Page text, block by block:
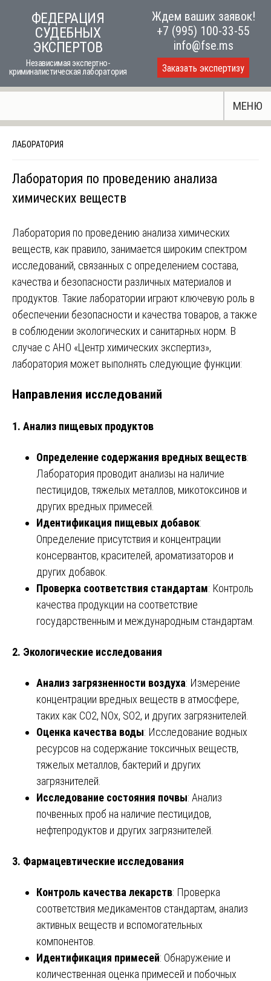
ФЕДЕРАЦИЯ
СУДЕБНЫХ
ЭКСПЕРТОВ
Независимая экспертно-
криминалистическая лаборатория
Ждем ваших заявок!
+7 (995) 100-33-55
info@fse.ms
Заказать экспертизу
МЕНЮ
ЛАБОРАТОРИЯ
Лаборатория по проведению анализа
химических веществ
Лаборатория по проведению анализа химических
веществ, как правило, занимается широким спектром
исследований, связанных с определением состава,
качества и безопасности различных материалов и
продуктов. Такие лаборатории играют ключевую роль в
обеспечении безопасности и качества товаров, а также
в соблюдении экологических и санитарных норм. В
случае с АНО «Центр химических экспертиз»,
лаборатория может выполнять следующие функции:
Направления исследований
1. Анализ пищевых продуктов
Определение содержания вредных веществ:
Лаборатория проводит анализы на наличие
пестицидов, тяжелых металлов, микотоксинов и
других вредных примесей.
Идентификация пищевых добавок:
Определение присутствия и концентрации
консервантов, красителей, ароматизаторов и
других добавок.
Проверка соответствия стандартам: Контроль
качества продукции на соответствие
государственным и международным стандартам.
2. Экологические исследования
Анализ загрязненности воздуха: Измерение
концентрации вредных веществ в атмосфере,
таких как CO2, NOx, SO2, и других загрязнителей.
Оценка качества воды: Исследование водных
ресурсов на содержание токсичных веществ,
тяжелых металлов, бактерий и других
загрязнителей.
Исследование состояния почвы: Анализ
почвенных проб на наличие пестицидов,
нефтепродуктов и других загрязнителей.
3. Фармацевтические исследования
Контроль качества лекарств: Проверка
соответствия медикаментов стандартам, анализ
активных веществ и вспомогательных
компонентов.
Идентификация примесей: Обнаружение и
количественная оценка примесей и побочных